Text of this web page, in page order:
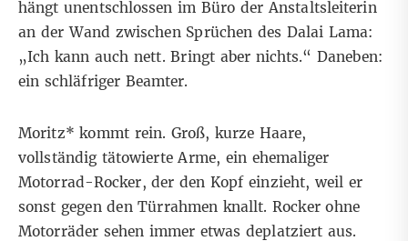
hängt unentschlossen im Büro der Anstaltsleiterin
an der Wand zwischen Sprüchen des Dalai Lama:
„Ich kann auch nett. Bringt aber nichts.“ Daneben:
ein schläfriger Beamter.
Moritz* kommt rein. Groß, kurze Haare,
vollständig tätowierte Arme, ein ehemaliger
Motorrad-Rocker, der den Kopf einzieht, weil er
sonst gegen den Türrahmen knallt. Rocker ohne
Motorräder sehen immer etwas deplatziert aus.